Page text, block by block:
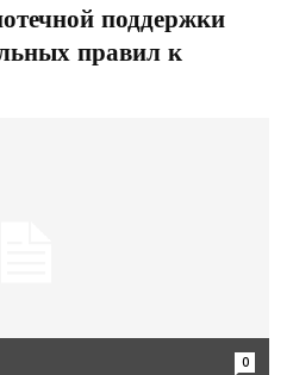
поддержки
правил к
0